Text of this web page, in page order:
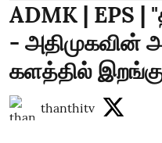
ADMK | EPS |
- அதிமுகவின்
களத்தில்
thanthitv